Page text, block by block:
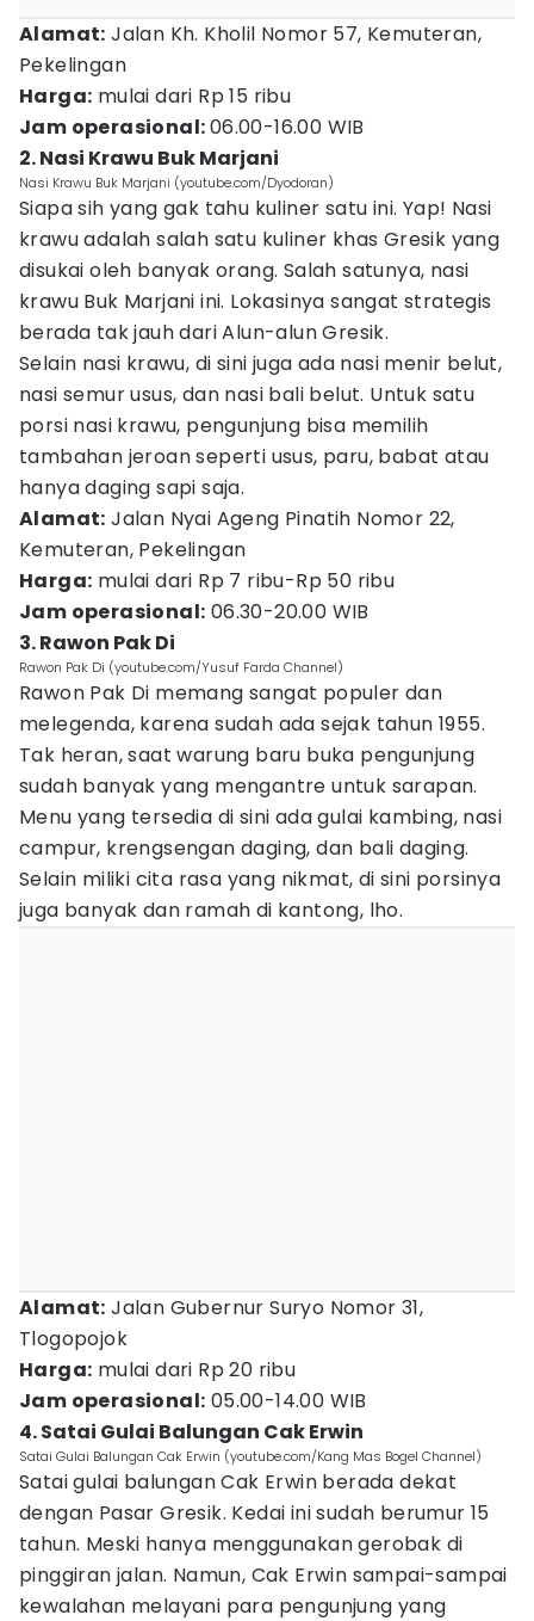
Alamat: Jalan Kh. Kholil Nomor 57, Kemuteran,
Pekelingan
Harga: mulai dari Rp 15 ribu
Jam operasional:06.00-16.00 WIB
2. Nasi Krawu Buk Marjani
Nasi Krawu Buk Marjani (youtube.com/Dyodoran)
Siapa sih yang gak tahu kuliner satu ini. Yap! Nasi
krawu adalah salah satu kuliner khas Gresik yang
disukai oleh banyak orang. Salah satunya, nasi
krawu Buk Marjani ini. Lokasinya sangat strategis
berada tak jauh dari Alun-alun Gresik.
Selain nasi krawu, di sini juga ada nasi menir belut,
nasi semur usus, dan nasi bali belut. Untuk satu
porsi nasi krawu, pengunjung bisa memilih
tambahan jeroan seperti usus, paru, babat atau
hanya daging sapi saja.
Alamat: Jalan Nyai Ageng Pinatih Nomor 22,
Kemuteran, Pekelingan
Harga: mulai dari Rp 7 ribu-Rp 50 ribu
Jam operasional: 06.30-20.00 WIB
3. Rawon Pak Di
Rawon Pak Di (youtube.com/Yusuf Farda Channel)
Rawon Pak Di memang sangat populer dan
melegenda, karena sudah ada sejak tahun 1955.
Tak heran, saat warung baru buka pengunjung
sudah banyak yang mengantre untuk sarapan.
Menu yang tersedia di sini ada gulai kambing, nasi
campur, krengsengan daging, dan bali daging.
Selain miliki cita rasa yang nikmat, di sini porsinya
juga banyak dan ramah di kantong, lho.
Alamat: Jalan Gubernur Suryo Nomor 31,
Tlogopojok
Harga: mulai dari Rp 20 ribu
Jam operasional: 05.00-14.00 WIB
4. Satai Gulai Balungan Cak Erwin
Satai Gulai Balungan Cak Erwin (youtube.com/Kang Mas Bogel Channel)
Satai gulai balungan Cak Erwin berada dekat
dengan Pasar Gresik. Kedai ini sudah berumur 15
tahun. Meski hanya menggunakan gerobak di
pinggiran jalan. Namun, Cak Erwin sampai-sampai
kewalahan melayani para pengunjung yang